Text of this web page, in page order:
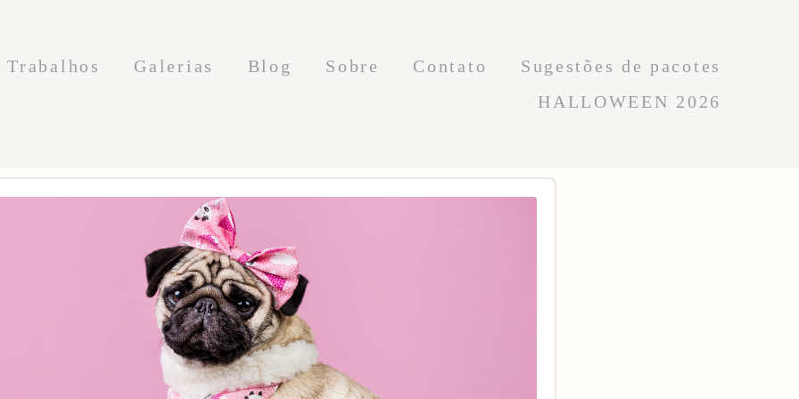
Trabalhos Galerias Blog Sobre Contato
Sugestões de pacotes
HALLOWEEN 2026